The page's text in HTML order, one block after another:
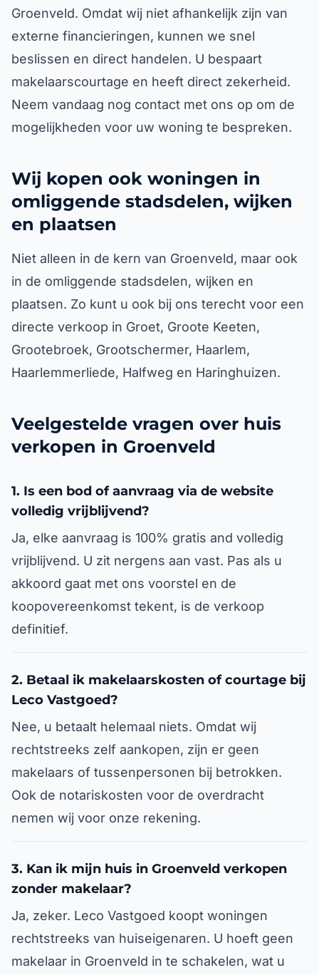
Groenveld. Omdat wij niet afhankelijk zijn van
externe financieringen, kunnen we snel
beslissen en direct handelen. U bespaart
makelaarscourtage en heeft direct zekerheid.
Neem vandaag nog contact met ons op om de
mogelijkheden voor uw woning te bespreken.
Wij kopen ook woningen in
omliggende stadsdelen, wijken
en plaatsen
Niet alleen in de kern van Groenveld, maar ook
in de omliggende stadsdelen, wijken en
plaatsen. Zo kunt u ook bij ons terecht voor een
directe verkoop in Groet, Groote Keeten,
Grootebroek, Grootschermer, Haarlem,
Haarlemmerliede, Halfweg en Haringhuizen.
Veelgestelde vragen over huis
verkopen in Groenveld
1. Is een bod of aanvraag via de website
volledig vrijblijvend?
Ja, elke aanvraag is 100% gratis and volledig
vrijblijvend. U zit nergens aan vast. Pas als u
akkoord gaat met ons voorstel en de
koopovereenkomst tekent, is de verkoop
definitief.
2. Betaal ik makelaarskosten of courtage bij
Leco Vastgoed?
Nee, u betaalt helemaal niets. Omdat wij
rechtstreeks zelf aankopen, zijn er geen
makelaars of tussenpersonen bij betrokken.
Ook de notariskosten voor de overdracht
nemen wij voor onze rekening.
3. Kan ik mijn huis in Groenveld verkopen
zonder makelaar?
Ja, zeker. Leco Vastgoed koopt woningen
rechtstreeks van huiseigenaren. U hoeft geen
makelaar in Groenveld in te schakelen, wat u